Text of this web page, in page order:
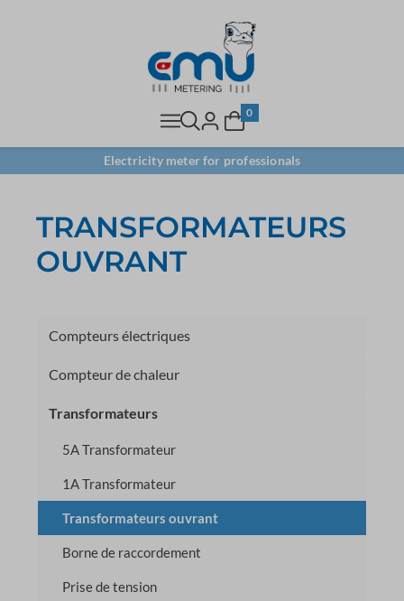
0
Electricity meter for professionals
TRANSFORMATEURS
OUVRANT
Compteurs électriques
Compteur de chaleur
Transformateurs
5A Transformateur
1A Transformateur
Transformateurs ouvrant
Borne de raccordement
Prise de tension